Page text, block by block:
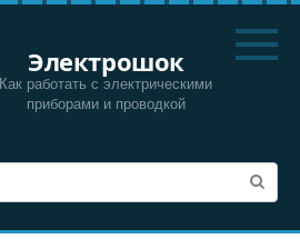
Электрошок
Как работать с электрическими
приборами и проводкой